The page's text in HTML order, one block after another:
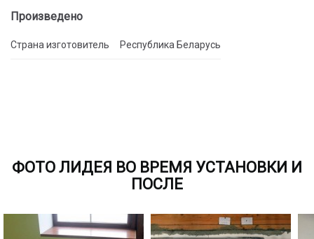
Произведено
Страна изготовитель Республика Беларусь
ФОТО ЛИДЕЯ ВО ВРЕМЯ УСТАНОВКИ И
ПОСЛЕ